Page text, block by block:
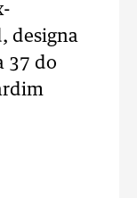
designa
37 do